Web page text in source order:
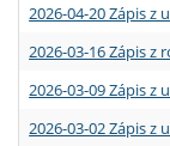
2026-04-20 Zápis z
2026-03-16 Zápis
2026-03-09 Zápis z
2026-03-02 Zápis z